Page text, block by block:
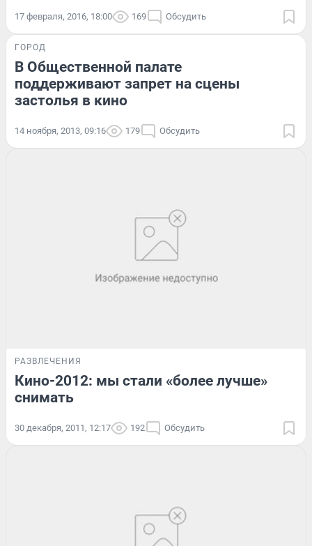
17 февраля, 2016, 18:00 169 Обсудить
ГОРОД
В Общественной палате
поддерживают запрет на сцены
застолья в кино
14 ноября, 2013, 09:16 179 Обсудить
РАЗВЛЕЧЕНИЯ
Кино-2012: мы стали «более лучше»
снимать
30 декабря, 2011, 12:17 192 Обсудить